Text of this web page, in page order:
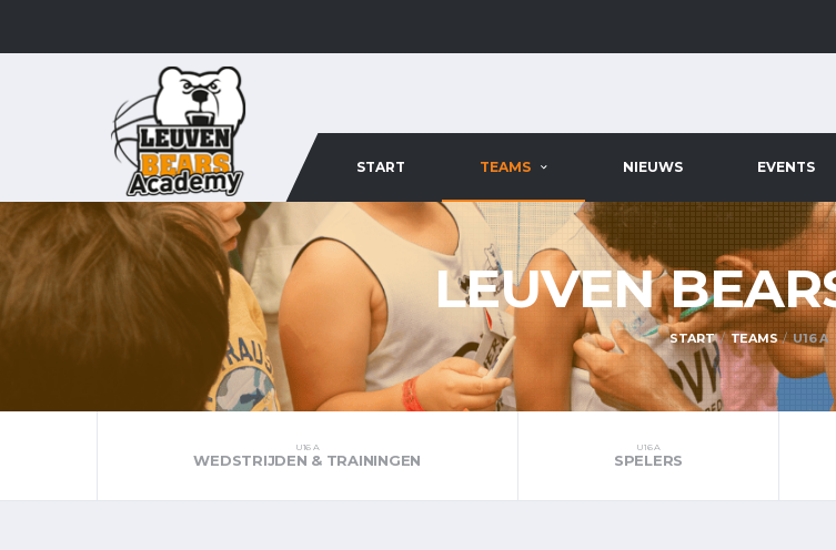
START TEAMS NIEUWS EVENTS
LEUVEN
START TEAMS U16 A
U16 A
WEDSTRIJDEN & TRAININGEN
U16 A
SPELERS